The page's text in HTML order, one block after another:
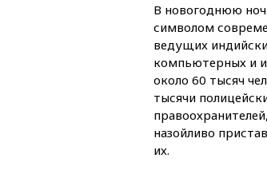
В новогоднюю
символом
ведущих
компьютерных и
около 60 тысяч
тысячи
назойливо
их.